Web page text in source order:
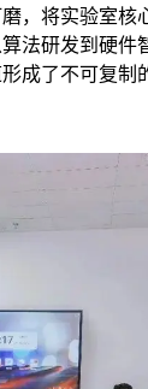
，将实验室核
法研发到硬件
成了不可复制